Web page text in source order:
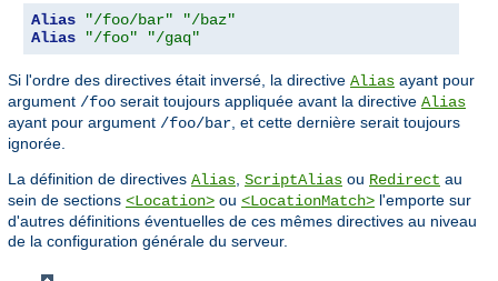
Alias "/foo/bar"
"/baz"
Alias
"/foo" "/gaq"
Si l'ordre des directives était inversé, la directive Alias ayant pour
argument /foo serait toujours appliquée avant la directive Alias
ayant pour argument /foo/bar, et cette dernière serait toujours
ignorée.
La définition de directives Alias, ScriptAlias ou Redirect au
sein de sections <Location> ou <LocationMatch> l'emporte sur
d'autres définitions éventuelles de ces mêmes directives au niveau
de la configuration générale du serveur.